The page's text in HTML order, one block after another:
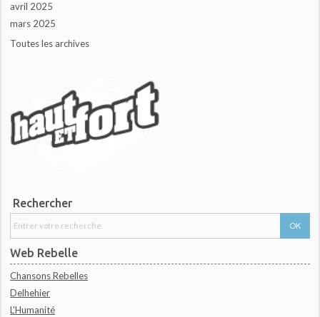
avril 2025
mars 2025
Toutes les archives
Rechercher
Web Rebelle
Chansons Rebelles
Delhehier
L'Humanité